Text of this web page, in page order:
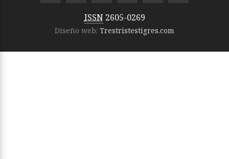
ISSN 2605-0269
Diseño web: Trestristestigres.com